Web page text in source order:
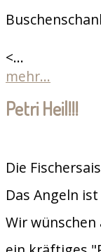
<...
mehr...
Petri Heil!!!
Die
Das Angeln
Wir